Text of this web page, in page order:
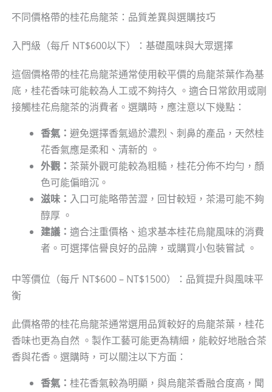
不同價格帶的桂花烏龍茶：品質差異與選購技巧
入門級（每斤 NT$600以下）：基礎風味與大眾選擇
這個價格帶的桂花烏龍茶通常使用較平價的烏龍茶葉作為基
底，桂花香味可能較為人工或不夠持久 。適合日常飲用或剛
接觸桂花烏龍茶的消費者。選購時，應注意以下幾點：
香氣： 避免選擇香氣過於濃烈、刺鼻的產品，天然桂
花香氣應是柔和、清新的 。
外觀： 茶葉外觀可能較為粗糙，桂花分佈不均勻，顏
色可能偏暗沉。
滋味： 入口可能略帶苦澀，回甘較短，茶湯可能不夠
醇厚 。
建議： 適合注重價格、追求基本桂花烏龍風味的消費
者。可選擇信譽良好的品牌，或購買小包裝嘗試 。
中等價位（每斤 NT$600 – NT$1500）：品質提升與風味平
衡
此價格帶的桂花烏龍茶通常選用品質較好的烏龍茶葉，桂花
香味也更為自然 。製作工藝可能更為精細，能較好地融合茶
香與花香。選購時，可以關注以下方面：
香氣： 桂花香氣較為明顯，與烏龍茶香融合度高，聞